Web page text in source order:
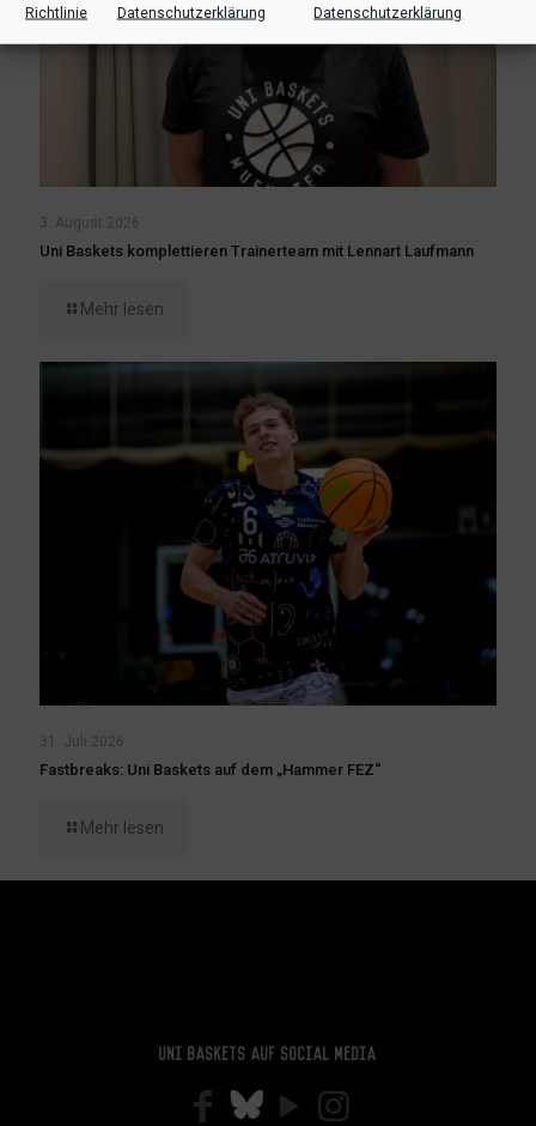
Richtlinie
Datenschutzerklärung
Datenschutzerklärung
3. August 2026
Uni Baskets komplettieren Trainerteam mit Lennart Laufmann
Mehr lesen
31. Juli 2026
Fastbreaks: Uni Baskets auf dem „Hammer FEZ“
Mehr lesen
Uni Baskets auf Social Media